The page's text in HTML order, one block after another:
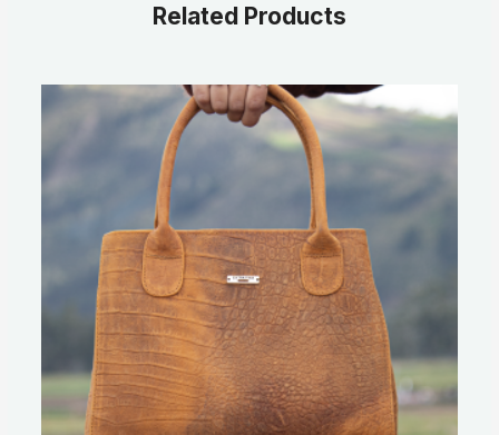
Related Products